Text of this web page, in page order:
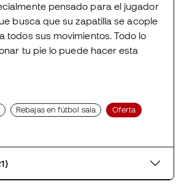
pensado para el jugador
busca que su zapatilla se acople
todos sus movimientos. Todo lo
tu pie lo puede hacer esta
Rebajas en fútbol sala Oferta
(21)